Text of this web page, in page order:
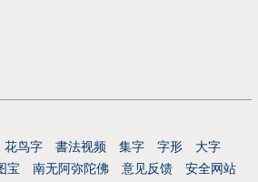
花鸟字 書法视频 集字 字形
大字
宝 南无阿弥陀佛 意见反馈 安全网站